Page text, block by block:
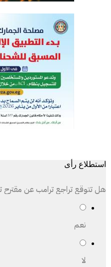
استطلاع رأى
هل تتوقع تراجع ترامب عن مقترح
نعم
لا